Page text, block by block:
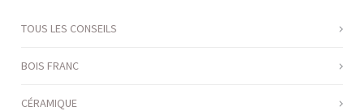
TOUS LES CONSEILS
BOIS FRANC
CÉRAMIQUE